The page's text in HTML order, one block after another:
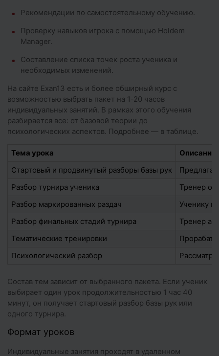
Рекомендации по самостоятельному обучению.
Проверку навыков игрока с помощью Holdem
Manager.
Составление списка точек роста ученика и
необходимых изменений.
На сайте Exan13 есть и более обширный курс с
возможностью выбрать пакет на 1-20 часов
индивидуальных занятий. В рамках этого обучения
разбирается все: от базовой теории до
психологических аспектов. Подробнее — в таблице.
Тема урока
Описание
Стартовый и продвинутый разборы базы рук
Разбор турнира ученика
Тренер
Разбор маркированных раздач
Ученику
Разбор финальных стадий турнира
Тренер
Тематические тренировки
Психологический разбор
Состав тем зависит от выбранного пакета. Если ученик
выбирает один урок продолжительностью 1 час 40
минут, он получает стартовый разбор базы рук или
одного турнира.
Формат уроков
Индивидуальные занятия проходят в удаленном